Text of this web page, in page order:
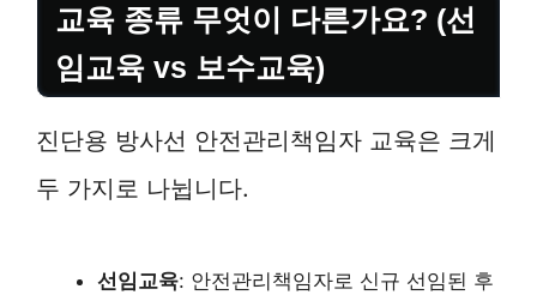
교육 종류 무엇이 다른가요? (선
임교육 vs 보수교육)
진단용 방사선 안전관리책임자 교육은 크게
두 가지로 나뉩니다.
선임교육: 안전관리책임자로 신규 선임된 후